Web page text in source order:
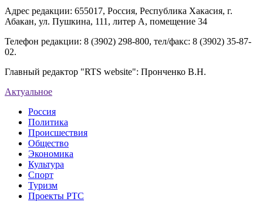
Адрес редакции: 655017, Россия, Республика Хакасия, г.
Абакан, ул. Пушкина, 111, литер А, помещение 34
Телефон редакции: 8 (3902) 298-800, тел/факс: 8 (3902) 35-87-
02.
Главный редактор "RTS website": Пронченко В.Н.
Актуальное
Россия
Политика
Происшествия
Общество
Экономика
Культура
Спорт
Туризм
Проекты РТС